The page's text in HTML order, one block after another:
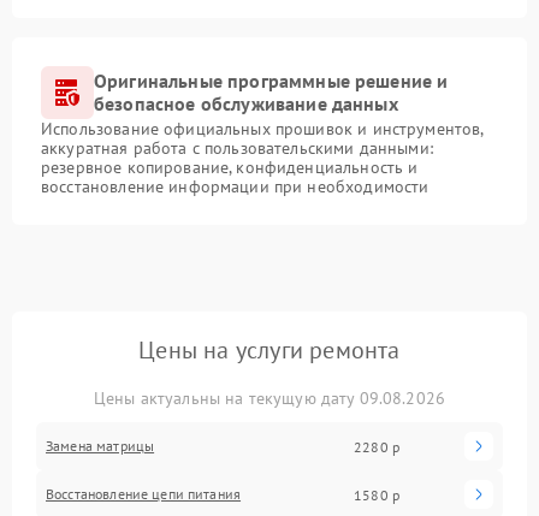
Оригинальные программные решение и
безопасное обслуживание данных
Использование официальных прошивок и инструментов,
аккуратная работа с пользовательскими данными:
резервное копирование, конфиденциальность и
восстановление информации при необходимости
Цены на услуги ремонта
Цены актуальны на текущую дату 09.08.2026
Замена матрицы 2280 р
Восстановление цепи питания 1580 р